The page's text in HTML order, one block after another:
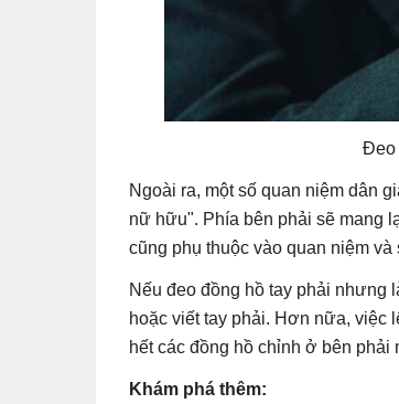
Đeo
Ngoài ra, một số quan niệm dân
nữ hữu". Phía bên phải sẽ mang
cũng phụ thuộc vào quan niệm
Nếu đeo đồng hồ tay phải nhưng
hoặc viết tay phải. Hơn nữa, việc
hết các đồng hồ chỉnh ở bên phải
Khám phá thêm: